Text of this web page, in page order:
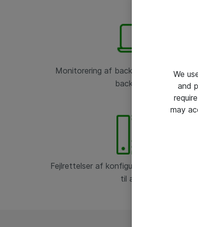
Monitorering af backup-software,
backup-jobs
Fejlrettelser af konfiguration, der får
til at fejle
We
and
may